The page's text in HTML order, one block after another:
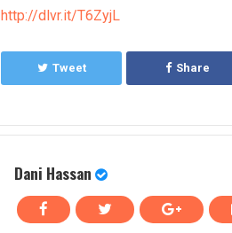
وزوجها وسام بريدي: أحبك (فيديو)
http://dlvr.it/T6ZyjL
Tweet Share
Dani Hassan